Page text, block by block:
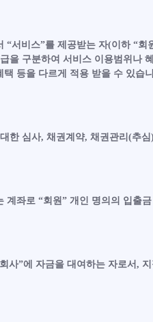
“서비스”를 제공받는 자(이하 “회
을 구분하여 서비스 이용범위나
등을 다르게 적용 받을 수 있습
한 심사, 채권계약, 채권관리(추
계좌로 “회원” 개인 명의의 입출
사”에 자금을 대여하는 자로서,